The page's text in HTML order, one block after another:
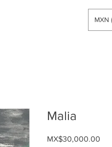
MXN
Malia
MX$30,000.00Price